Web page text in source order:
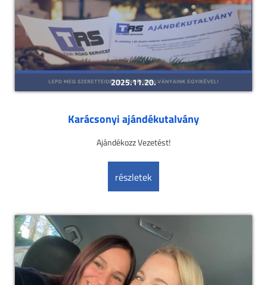
2025.11.20.
Karácsonyi ajándékutalvány
Ajándékozz Vezetést!
részletek